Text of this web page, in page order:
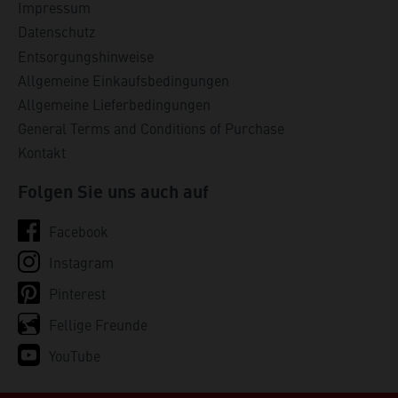
Impressum
Datenschutz
Entsorgungshinweise
Allgemeine Einkaufsbedingungen
Allgemeine Lieferbedingungen
General Terms and Conditions of Purchase
Kontakt
Folgen Sie uns auch auf
Facebook
Instagram
Pinterest
Fellige Freunde
YouTube